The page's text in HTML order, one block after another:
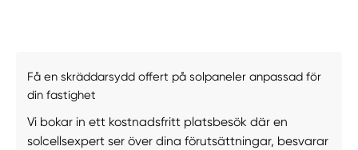
Få en skräddarsydd offert på solpaneler anpassad för
din fastighet
Vi bokar in ett kostnadsfritt platsbesök där en
solcellsexpert ser över dina förutsättningar, besvarar